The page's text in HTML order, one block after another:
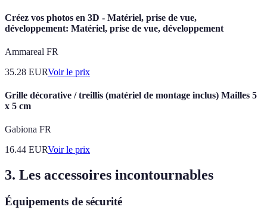
Créez vos photos en 3D - Matériel, prise de vue,
développement: Matériel, prise de vue, développement
Ammareal FR
35.28 EURVoir le prix
Grille décorative / treillis (matériel de montage inclus) Mailles 5
x 5 cm
Gabiona FR
16.44 EURVoir le prix
3. Les accessoires incontournables
Équipements de sécurité